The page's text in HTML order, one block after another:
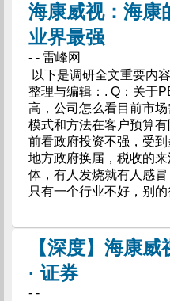
海康威视：海康
业界最强
- - 雷峰网
以下是调研全文重要内
整理与编辑：. Q：关于
高，公司怎么看目前市
模式和方法在客户预算
前看政府投资不强，受
地方政府换届，税收的
体，有人发烧就有人感
只有一个行业不好，别
【深度】海康
· 证券
- -